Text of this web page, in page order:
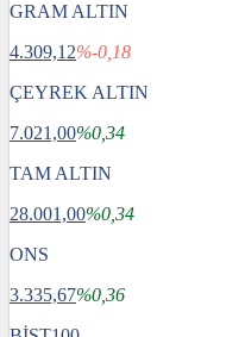
GRAM ALTIN
4.309,12%-0,18
ÇEYREK ALTIN
7.021,00%0,34
TAM ALTIN
28.001,00%0,34
ONS
3.335,67%0,36